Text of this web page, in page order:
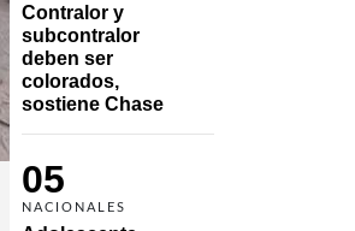
Contralor y
subcontralor
deben ser
colorados,
sostiene Chase
05
NACIONALES